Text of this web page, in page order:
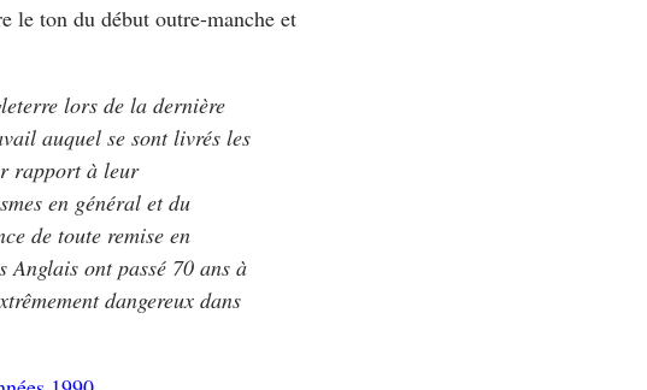
le ton du début outre-manche et
lors de la dernière
auquel se sont livrés les
rapport à leur
en général et du
de toute remise en
ont passé 70 ans à
dangereux dans